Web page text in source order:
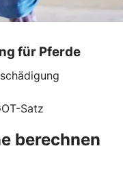
für Pferde
Satz
berechnen